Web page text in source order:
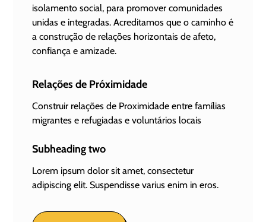
isolamento social, para promover comunidades
unidas e integradas. Acreditamos que o caminho é
a construção de relações horizontais de afeto,
confiança e amizade.
Relações de Próximidade
Construir relações de Proximidade entre famílias
migrantes e refugiadas e voluntários locais
Subheading two
Lorem ipsum dolor sit amet, consectetur
adipiscing elit. Suspendisse varius enim in eros.